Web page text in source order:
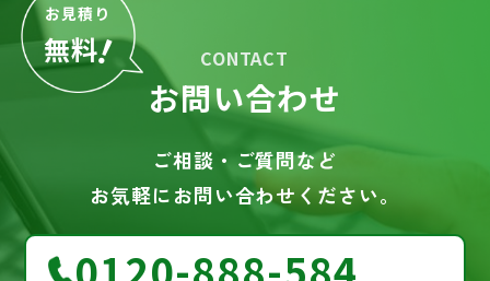
CONTACT
お問い合わせ
ご相談・ご質問など
お気軽にお問い合わせください。
お見積り
無料！